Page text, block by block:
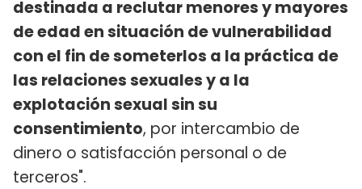
destinada a reclutar menores y mayores
de edad en situación de vulnerabilidad
con el fin de someterlos a la práctica de
las relaciones sexuales y a la
explotación sexual sin su
consentimiento, por intercambio de
dinero o satisfacción personal o de
terceros".